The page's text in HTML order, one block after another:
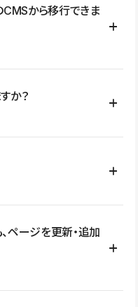
LP、採用サイト、ブロ
商品紹介サイト、ポートフ
から移行できま
を整理したうえで、
。 WordPressの場合は、
行されるわけではないた
設計、URL・リダイレク
か？
数部門での運用、権限管
の連携など、個別の要件が
CMS利用数の上限、権限
す。詳しくは料金プランペ
ページを更新・追加